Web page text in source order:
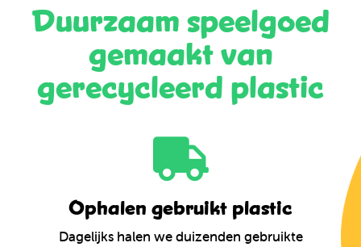
Duurzaam speelgoed
gemaaktvan
gerecycleerd plastic
Ophalen gebruikt plastic
Dagelijks halen we duizenden gebruikte